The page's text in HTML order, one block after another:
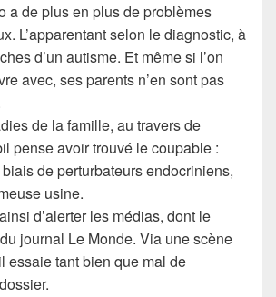
a de plus en plus de problèmes
L’apparentant selon le diagnostic, à
d’un autisme. Et même si l’on
avec, ses parents n’en sont pas
de la famille, au travers de
pense avoir trouvé le coupable :
de perturbateurs endocriniens,
usine.
d’alerter les médias, dont le
journal Le Monde. Via une scène
essaie tant bien que mal de